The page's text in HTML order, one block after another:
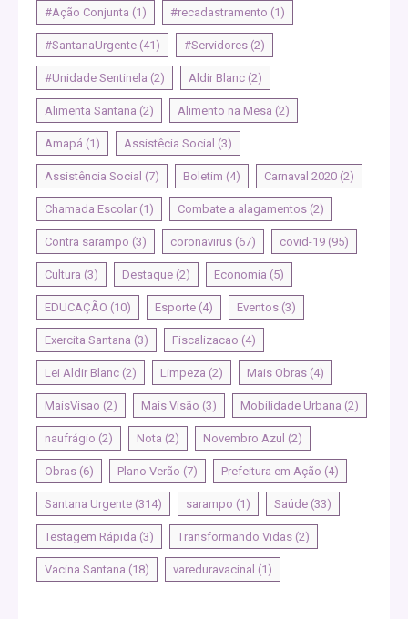
#Ação Conjunta (1) #recadastramento (1)
#SantanaUrgente (41) #Servidores (2)
#Unidade Sentinela (2) Aldir Blanc (2)
Alimenta Santana (2) Alimento na Mesa (2)
Amapá (1) Assistêcia Social (3)
Assistência Social (7) Boletim (4) Carnaval 2020 (2)
Chamada Escolar (1) Combate a alagamentos (2)
Contra sarampo (3) coronavirus (67) covid-19 (95)
Cultura (3) Destaque (2) Economia (5)
EDUCAÇÃO (10) Esporte (4) Eventos (3)
Exercita Santana (3) Fiscalizacao (4)
Lei Aldir Blanc (2) Limpeza (2) Mais Obras (4)
MaisVisao (2) Mais Visão (3) Mobilidade Urbana (2)
naufrágio (2) Nota (2) Novembro Azul (2)
Obras (6) Plano Verão (7) Prefeitura em Ação (4)
Santana Urgente (314) sarampo (1) Saúde (33)
Testagem Rápida (3) Transformando Vidas (2)
Vacina Santana (18) vareduravacinal (1)